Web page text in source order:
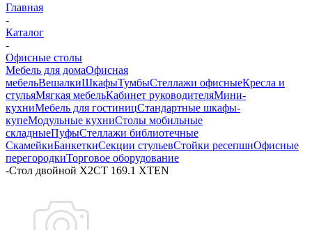
Главная
-
Каталог
-
Офисные столы
Мебель для домаОфисная
мебельВешалкиШкафыТумбыСтеллажи офисныеКресла и
стульяМягкая мебельКабинет руководителяМини-
кухниМебель для гостиницСтандартные шкафы-
купеМодульные кухниСтолы мобильные
складныеПуфыСтеллажи библиотечные
СкамейкиБанкеткиСекции стульевСтойки ресепшнОфисные
перегородкиТорговое оборудование
-Стол двойной X2CT 169.1 XTEN